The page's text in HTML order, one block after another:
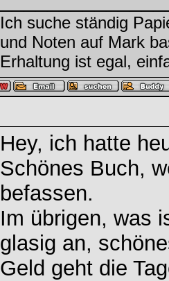
Ich suche ständig
und Noten auf Mark
Erhaltung ist egal,
Hey, ich hatte
Schönes Buch,
befassen.
Im übrigen, was
glasig an,
Geld geht die